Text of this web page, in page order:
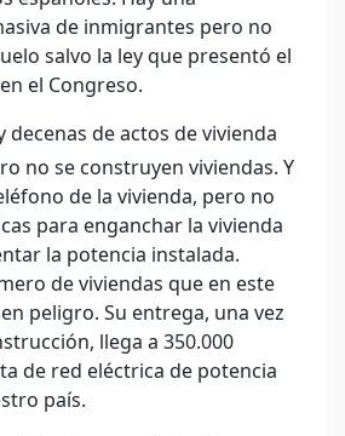
de inmigrantes pero no
salvo la ley que presentó el
el Congreso.
decenas de actos de vivienda
no se construyen viviendas. Y
de la vivienda, pero no
para enganchar la vivienda
la potencia instalada.
de viviendas que en este
peligro. Su entrega, una vez
llega a 350.000
de red eléctrica de potencia
país.